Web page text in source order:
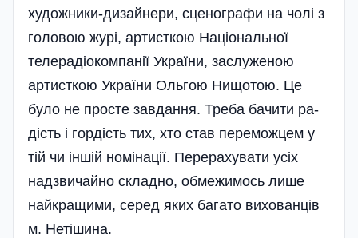
художники-дизайнери, сценографи на чолі з
головою журі, артисткою Національної
телерадіокомпанії України, заслуженою
артисткою України Ольгою Нищотою. Це
було не просте завдання. Треба бачити ра­
дість і гордість тих, хто став переможцем у
тій чи іншій номінації. Перерахувати усіх
надзвичайно складно, обмежимось лише
найкращими, серед яких багато вихованців
м. Нетішина­.